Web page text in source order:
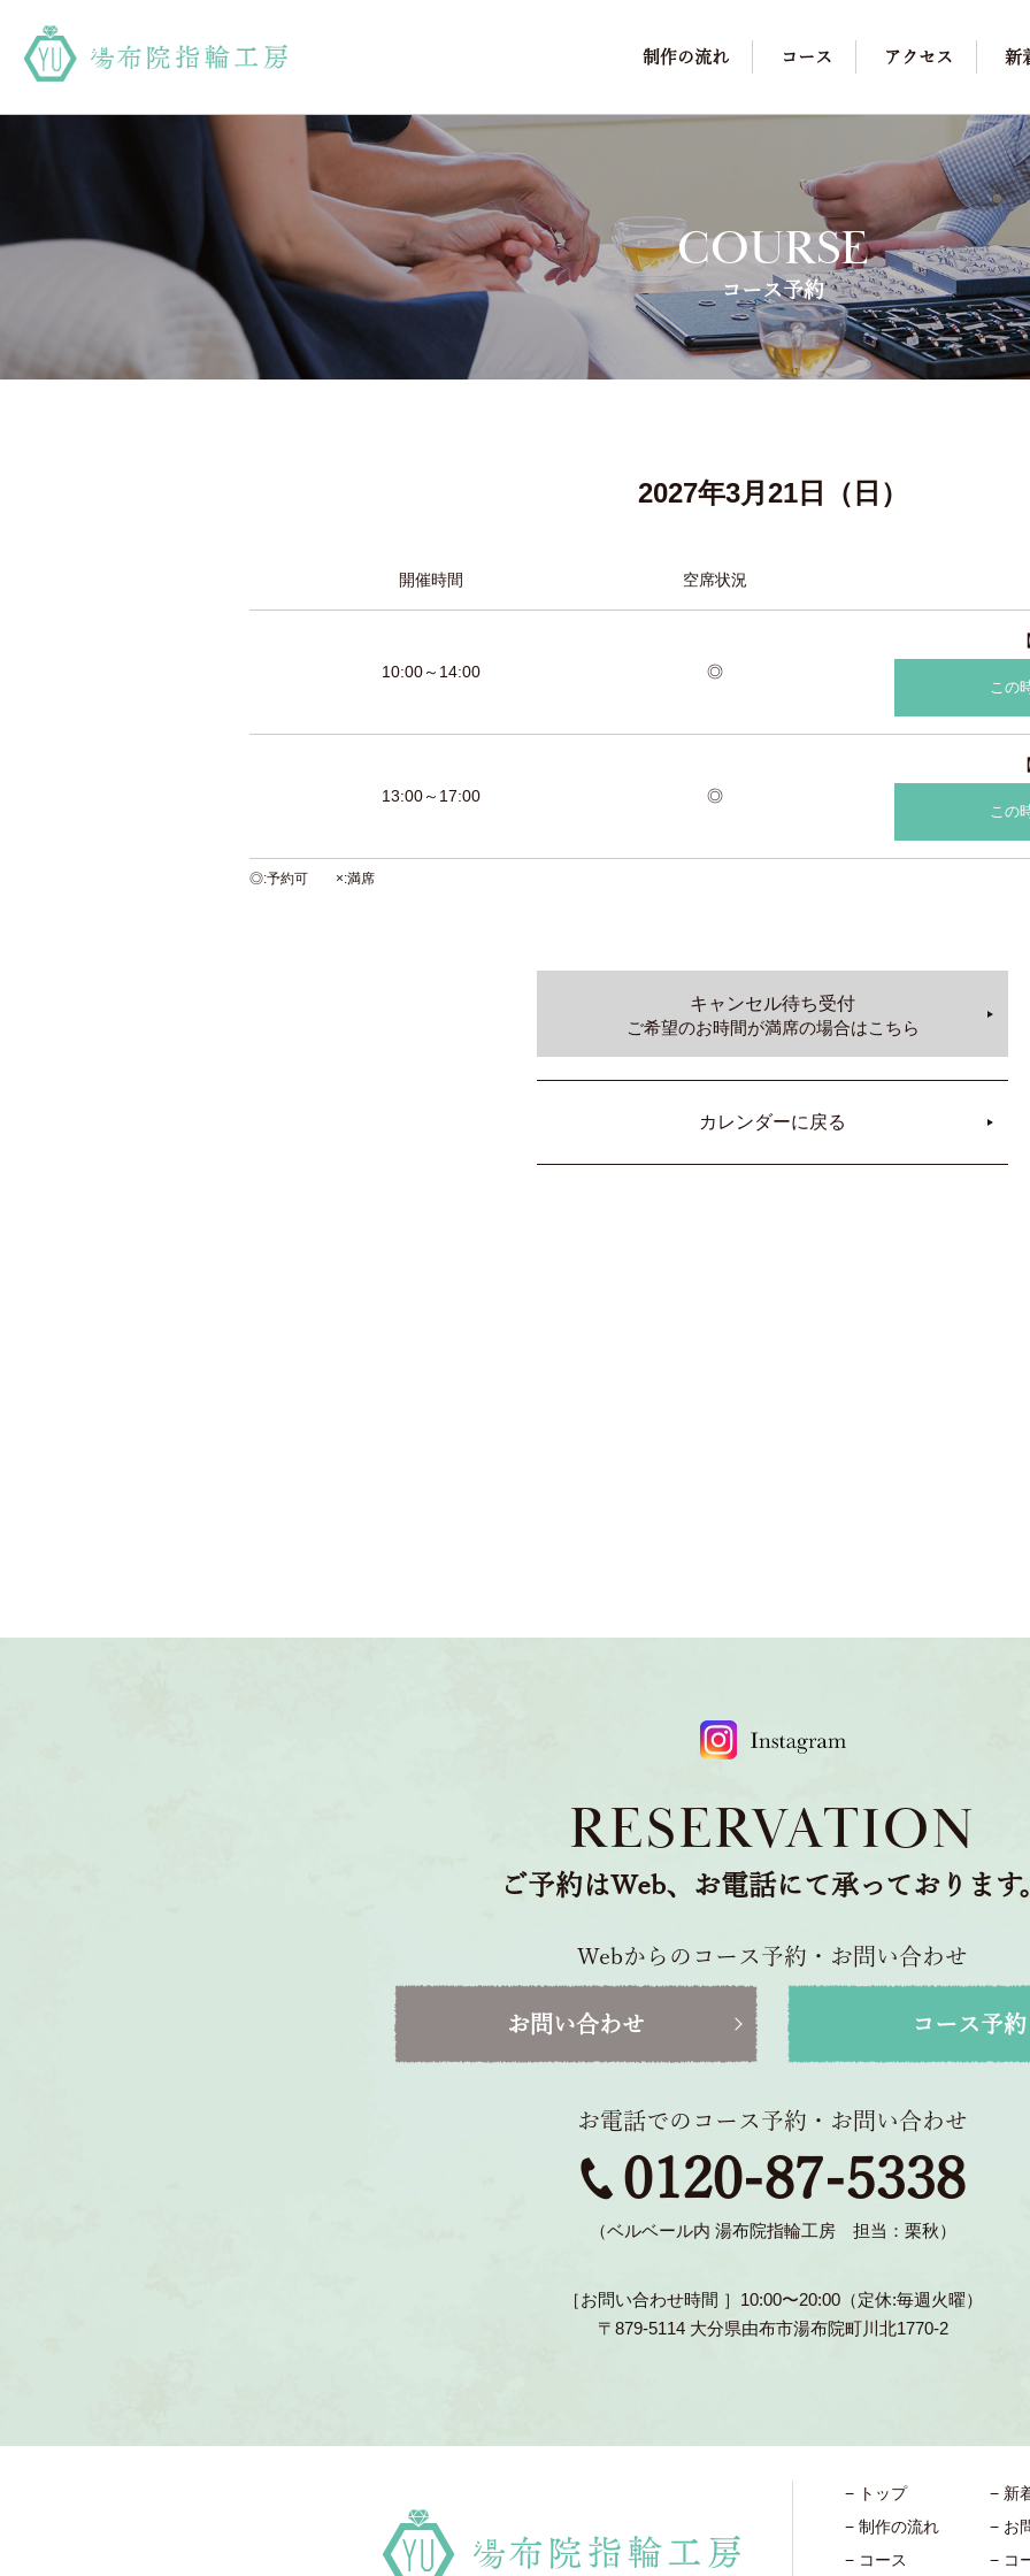
制作の流れ コース アクセス 新
COURSE
コース予約
2027年3月21日（日）
開催時間 空席状況
10:00～14:00 ◎
この
13:00～17:00 ◎
この
◎ 予約可 × 満席
キャンセル待ち受付
ご希望のお時間が満席の場合はこちら
カレンダーに戻る
RESERVATION
ご予約はWeb、お電話にて承っております
Webからのコース予約・お問い合わせ
コース予約
お問い合わせ
お電話でのコース予約・お問い合わせ
0120-87-5338
（ベルベール内 湯布院指輪工房 担当：栗秋）
［お問い合わせ時間 ］10:00〜20:00（定休:毎週火曜）
〒879-5114 大分県由布市湯布院町川北1770-2
トップ
制作の流れ
コース
新
お
コ